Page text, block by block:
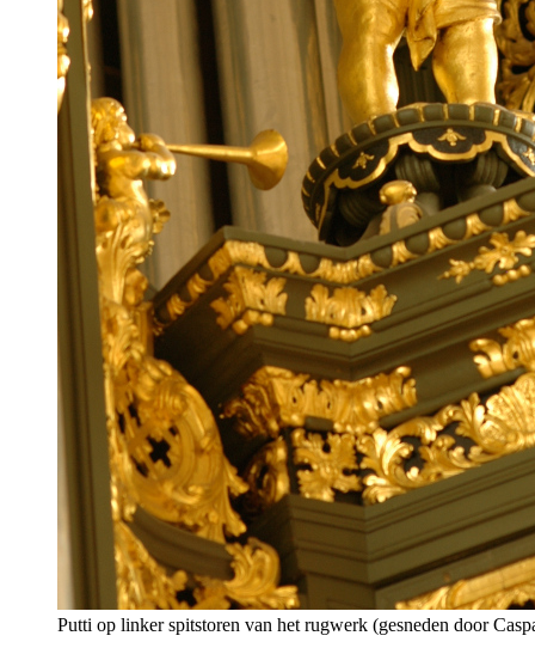
Putti op linker spitstoren van het rugwerk (gesneden door